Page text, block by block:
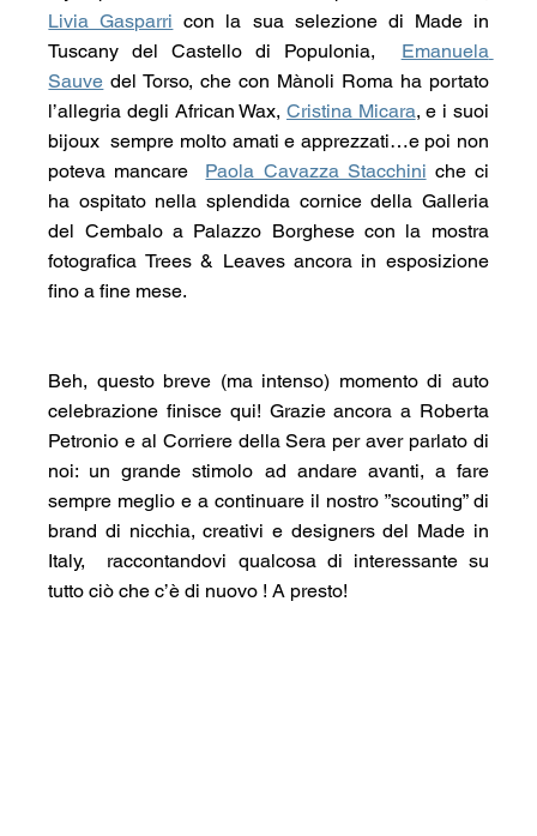
Livia Gasparri con la sua selezione di Made in
Tuscany del Castello di Populonia, Emanuela
Sauve del Torso, che con Mànoli Roma ha portato
l’allegria degli African Wax, Cristina Micara, e i suoi
bijoux  sempre molto amati e apprezzati…e poi non
poteva mancare Paola Cavazza Stacchini che ci
ha ospitato nella splendida cornice della Galleria
del Cembalo a Palazzo Borghese con la mostra
fotografica Trees & Leaves ancora in esposizione
fino a fine mese.
Beh, questo breve (ma intenso) momento di auto
celebrazione finisce qui! Grazie ancora a Roberta
Petronio e al Corriere della Sera per aver parlato di
noi: un grande stimolo ad andare avanti, a fare
sempre meglio e a continuare il nostro ”scouting” di
brand di nicchia, creativi e designers del Made in
Italy,  raccontandovi qualcosa di interessante su
tutto ciò che c’è di nuovo ! A presto!